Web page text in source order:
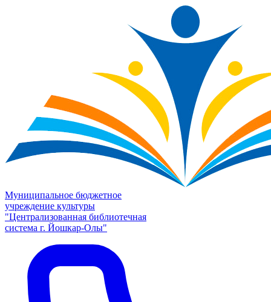
Муниципальное бюджетное
учреждение культуры
"Централизованная библиотечная
система г. Йошкар-Олы"